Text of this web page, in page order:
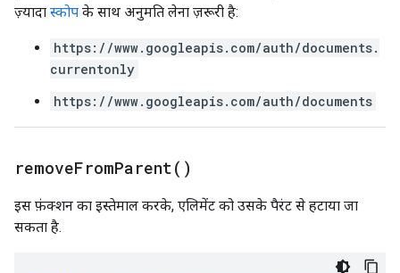
ज़्यादा स्कोप के साथ अनुमति लेना ज़रूरी है:
https://www.googleapis.com/auth/documents.
currentonly
https://www.googleapis.com/auth/documents
removeFromParent( )
इस फ़ंक्शन का इस्तेमाल करके, एलिमेंट को उसके पैरंट से हटाया जा
सकता है.